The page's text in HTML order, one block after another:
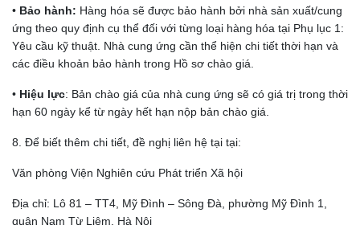
• Bảo hành: Hàng hóa sẽ được bảo hành bởi nhà sản xuất/cung
ứng theo quy định cụ thể đối với từng loại hàng hóa tại Phụ lục 1:
Yêu cầu kỹ thuật. Nhà cung ứng cần thể hiện chi tiết thời hạn và
các điều khoản bảo hành trong Hồ sơ chào giá.
• Hiệu lực: Bản chào giá của nhà cung ứng sẽ có giá trị trong thời
hạn 60 ngày kể từ ngày hết hạn nộp bản chào giá.
8. Để biết thêm chi tiết, đề nghị liên hệ tại tại:
Văn phòng Viện Nghiên cứu Phát triển Xã hội
Địa chỉ: Lô 81 – TT4, Mỹ Đình – Sông Đà, phường Mỹ Đình 1,
quận Nam Từ Liêm, Hà Nội